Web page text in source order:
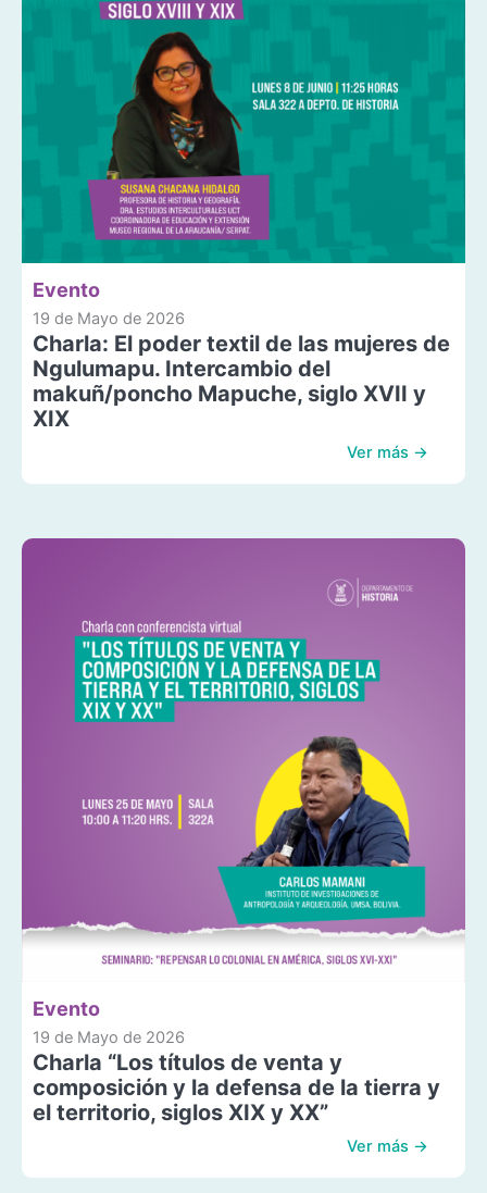
Evento
19 de Mayo de 2026
Charla: El poder textil de las mujeres de
Ngulumapu. Intercambio del
makuñ/poncho Mapuche, siglo XVII y
XIX
Ver más →
Evento
19 de Mayo de 2026
Charla “Los títulos de venta y
composición y la defensa de la tierra y
el territorio, siglos XIX y XX”
Ver más →